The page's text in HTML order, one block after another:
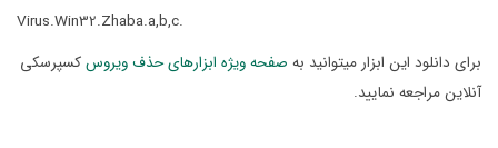
Virus.Win32.Zhaba.a,b,c.
برای دانلود این ابزار میتوانید به صفحه ویژه ابزارهای حذف ویروسکسپرسکی
آنلاین مراجعه نمایید.